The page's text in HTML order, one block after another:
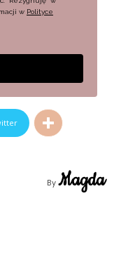
w Polityce
By Magda